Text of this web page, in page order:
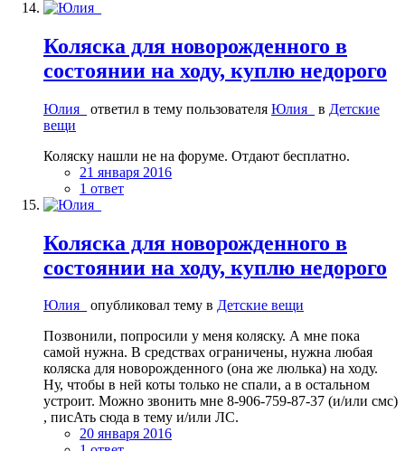
Коляска для новорожденного в
состоянии на ходу, куплю недорого
Юлия_ ответил в тему пользователя Юлия_ в Детские
вещи
Коляску нашли не на форуме. Отдают бесплатно.
21 января 2016
1 ответ
Коляска для новорожденного в
состоянии на ходу, куплю недорого
Юлия_ опубликовал тему в Детские вещи
Позвонили, попросили у меня коляску. А мне пока
самой нужна. В средствах ограничены, нужна любая
коляска для новорожденного (она же люлька) на ходу.
Ну, чтобы в ней коты только не спали, а в остальном
устроит. Можно звонить мне 8-906-759-87-37 (и/или смс)
, писАть сюда в тему и/или ЛС.
20 января 2016